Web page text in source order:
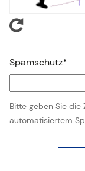
Spamschutz*
Bitte geben Sie die
automatisiertem